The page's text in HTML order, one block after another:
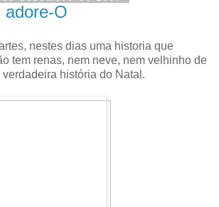
adore-O
nestes dias uma historia que
tem renas, nem neve, nem velhinho de
história do Natal.